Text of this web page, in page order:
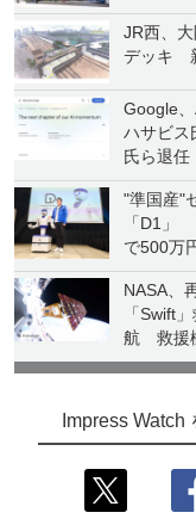
JR西、
デッキ
Google
ハサビス
氏ら退任
"準国産"
「D1」
で500万
NASA、
「Swift
航 救援
Impress Watch